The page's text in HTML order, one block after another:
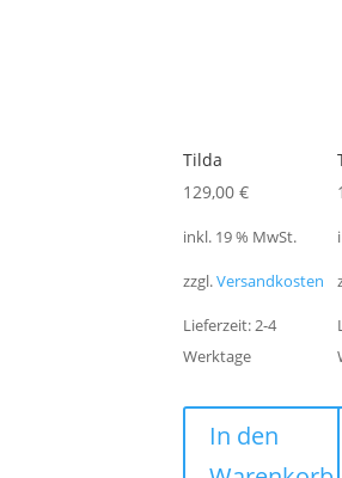
Tilda
129,00 €
inkl. 19 % MwSt.
zzgl.Versandkosten
Lieferzeit:2-4
Werktage
In den